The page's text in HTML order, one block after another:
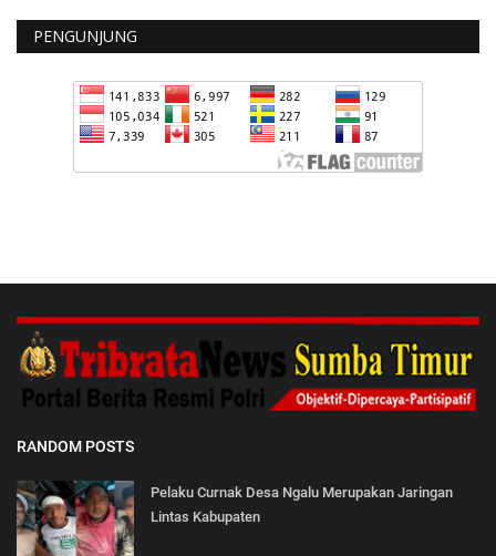
PENGUNJUNG
RANDOM POSTS
Pelaku Curnak Desa Ngalu Merupakan Jaringan
Lintas Kabupaten